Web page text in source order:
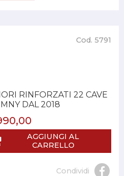
Cod. 5791
RINFORZATI 22 CAVE
DAL 2018
AGGIUNGI AL
CARRELLO
Condividi